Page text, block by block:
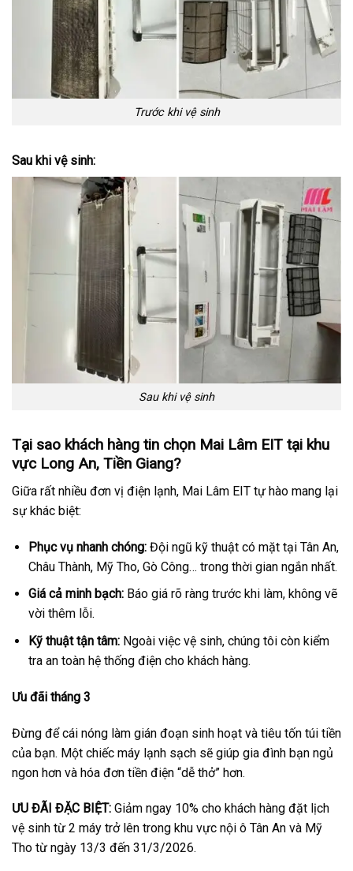
Trước khi vệ sinh
Sau khi vệ sinh:
Sau khi vệ sinh
Tại sao khách hàng tin chọn Mai Lâm EIT tại khu
vực Long An, Tiền Giang?
Giữa rất nhiều đơn vị điện lạnh, Mai Lâm EIT tự hào mang lại
sự khác biệt:
Phục vụ nhanh chóng:Đội ngũ kỹ thuật có mặt tại Tân An,
Châu Thành, Mỹ Tho, Gò Công… trong thời gian ngắn nhất.
Giá cả minh bạch:Báo giá rõ ràng trước khi làm, không vẽ
vời thêm lỗi.
Kỹ thuật tận tâm:Ngoài việc vệ sinh, chúng tôi còn kiểm
tra an toàn hệ thống điện cho khách hàng.
Ưu đãi tháng 3
Đừng để cái nóng làm gián đoạn sinh hoạt và tiêu tốn túi tiền
của bạn. Một chiếc máy lạnh sạch sẽ giúp gia đình bạn ngủ
ngon hơn và hóa đơn tiền điện “dễ thở” hơn.
ƯU ĐÃI ĐẶC BIỆT: Giảm ngay 10% cho khách hàng đặt lịch
vệ sinh từ 2 máy trở lên trong khu vực nội ô Tân An và Mỹ
Tho từ ngày 13/3 đến 31/3/2026.